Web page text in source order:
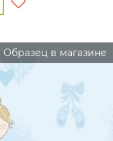
Образец в магазине